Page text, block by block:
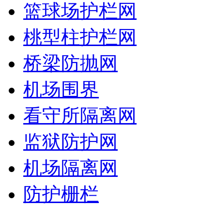
篮球场护栏网
桃型柱护栏网
桥梁防抛网
机场围界
看守所隔离网
监狱防护网
机场隔离网
防护栅栏